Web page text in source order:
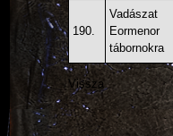
190.
Vadászat
Eormenor
tábornokra
Vissza